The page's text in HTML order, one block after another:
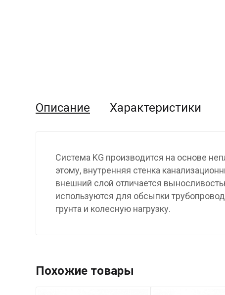
Описание Характеристики
Система KG производится на основе
этому, внутренняя стенка
внешний слой отличается
используются для обсыпки
грунта и колесную нагрузку.
Похожие товары